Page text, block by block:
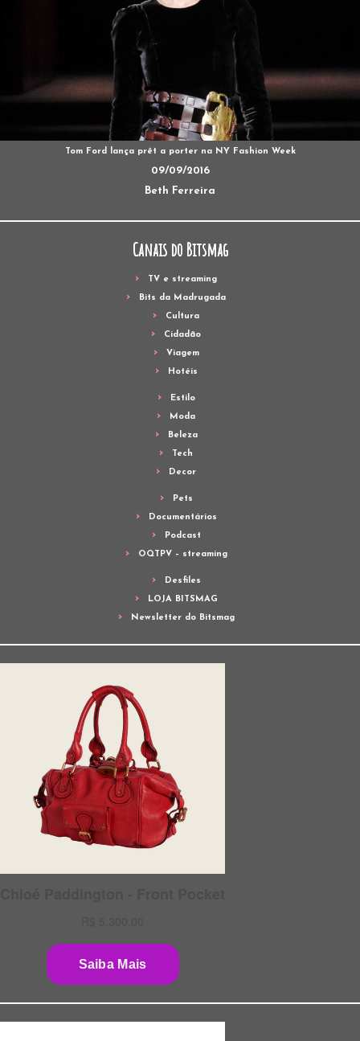
Tom Ford lança prêt a porter na NY Fashion Week
09/09/2016
Beth Ferreira
Canais do Bitsmag
TV e streaming
Bits da Madrugada
Cultura
Cidadão
Viagem
Hotéis
Estilo
Moda
Beleza
Tech
Decor
Pets
Documentários
Podcast
OQTPV – streaming
Desfiles
LOJA BITSMAG
Newsletter do Bitsmag